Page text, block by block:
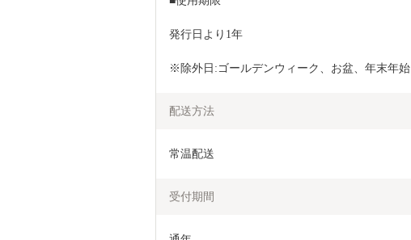
発行日より1年
※除外日:ゴールデンウィーク、お盆、年末年始
配送方法
常温配送
受付期間